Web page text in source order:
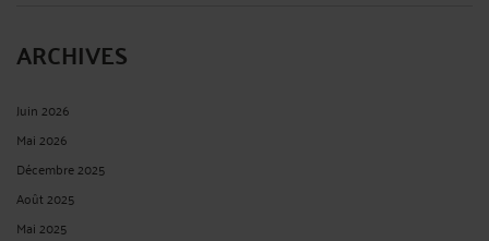
ARCHIVES
Juin 2026
Mai 2026
Décembre 2025
Août 2025
Mai 2025